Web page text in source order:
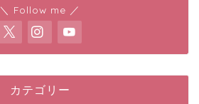
＼ Follow me ／
カテゴリー